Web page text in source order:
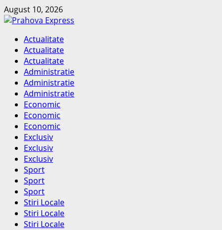
Skip
to
August 10, 2026
Primary
Menu
Actualitate
Actualitate
Actualitate
Administratie
Administratie
Administratie
Economic
Economic
Economic
Exclusiv
Exclusiv
Exclusiv
Sport
Sport
Sport
Stiri Locale
Stiri Locale
Stiri Locale